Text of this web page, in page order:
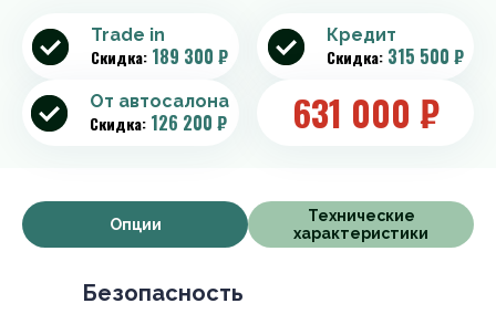
Trade in
Скидка: 189 300 ₽
Кредит
Скидка: 315 500 ₽
От автосалона
Скидка: 126 200 ₽ 631 000 ₽
Опции
Технические
характеристики
Безопасность